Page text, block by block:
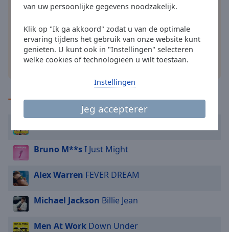
van uw persoonlijke gegevens noodzakelijk.
Klik op "Ik ga akkoord" zodat u van de optimale
ervaring tijdens het gebruik van onze website kunt
genieten. U kunt ook in "Instellingen" selecteren
welke cookies of technologieën u wilt toestaan.
Jeg accepterer
Instellingen
je smartphone en luister online naar je favoriete
andere opties
TOP op de radio
Bruno M**sI Just Might
Alex Warren FEVER DREAM
Michael Jackson Billie Jean
Men At Work Down Under